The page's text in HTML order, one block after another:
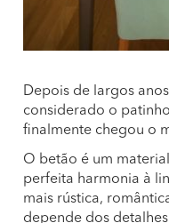
Depois de largos
considerado o
finalmente chegou o
O betão é um
perfeita harmonia à
mais rústica,
depende dos